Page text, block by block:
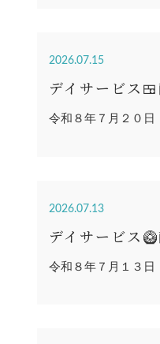
2026.07.15
デイサービス
令和８年７月２０日
2026.07.13
デイサービス
令和８年７月１３日